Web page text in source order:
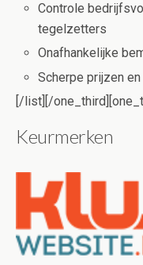
Controle
tegelzetters
Onafhankelijke
Scherpe prijzen
[/list][/
Keurmerken